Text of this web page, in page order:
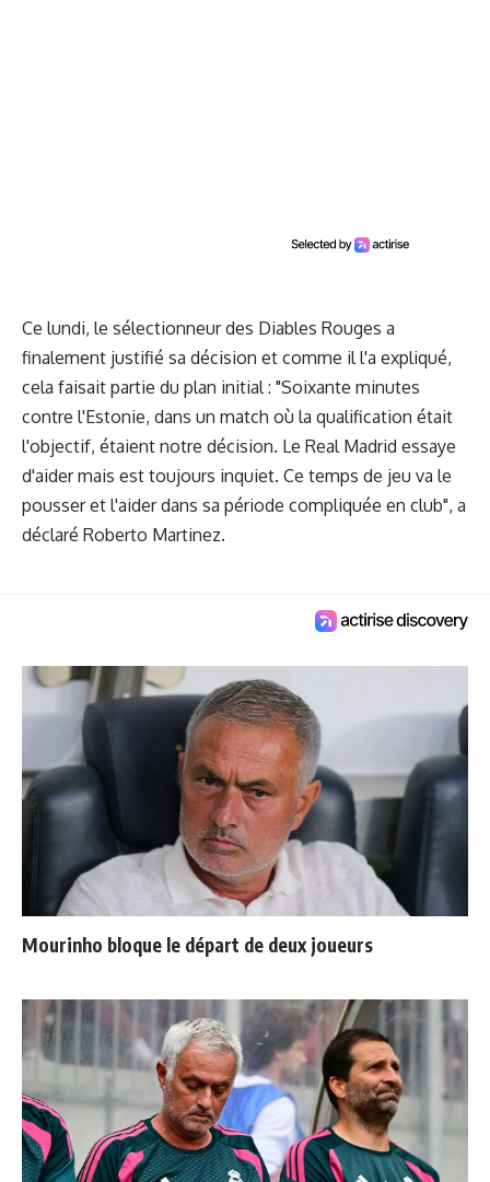
Ce lundi, le sélectionneur des Diables Rouges a
finalement justifié sa décision et comme il l'a expliqué,
cela faisait partie du plan initial : "Soixante minutes
contre l'Estonie, dans un match où la qualification était
l'objectif, étaient notre décision. Le Real Madrid essaye
d'aider mais est toujours inquiet. Ce temps de jeu va le
pousser et l'aider dans sa période compliquée en club", a
déclaré Roberto Martinez.
Mourinho bloque le départ de deux joueurs